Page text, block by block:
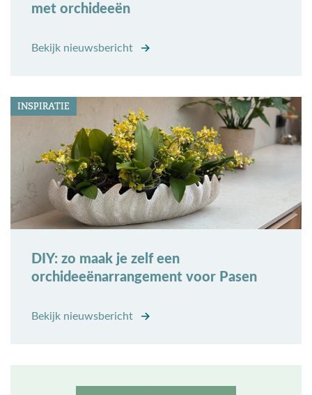
met orchideeën
Bekijk nieuwsbericht
INSPIRATIE
DIY: zo maak je zelf een
orchideeënarrangement voor Pasen
Bekijk nieuwsbericht